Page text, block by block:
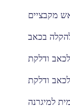
מקבציים
בכאב
ודלקת
ודלקת
למיגרנה